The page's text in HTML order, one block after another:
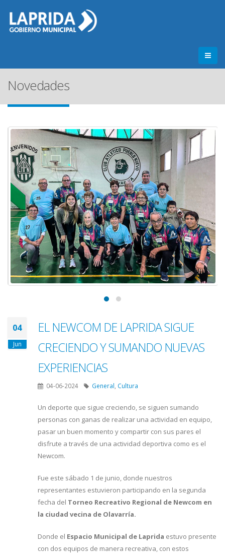
Novedades
04
Jun
EL NEWCOM DE LAPRIDA SIGUE
CRECIENDO Y SUMANDO NUEVAS
EXPERIENCIAS
04-06-2024 General Cultura
Un deporte que sigue creciendo, se siguen sumando
personas con ganas de realizar una actividad en equipo,
pasar un buen momento y compartir con sus pares el
disfrute a través de una actividad deportiva como es el
Newcom.
Fue este sábado 1 de junio, donde nuestros
representantes estuvieron participando en la segunda
fecha del Torneo Recreativo Regional de Newcom en
la ciudad vecina de Olavarría.
Donde el Espacio Municipal de Laprida estuvo presente
con dos equipos de manera recreativa, con estos